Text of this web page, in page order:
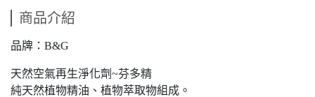
商品介紹
品牌：B&G
天然空氣再生淨化劑~芬多精
純天然植物精油、植物萃取物組成。